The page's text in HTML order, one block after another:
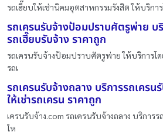
รถเฮี๊ยบให้เช่านิคมอุตสาหกรรมรังสิต ให้บริกา
รถเครนรับจ้างป้อมปราบศัตรูพ่าย บ
รถเฮี๊ยบรับจ้าง ราคาถูก
รถเครนรับจ้างป้อมปราบศัตรูพ่าย ให้บริการโ
รถเ
รถเครนรับจ้างถลาง บริการรถเครน
ให้เช่ารถเครน ราคาถูก
เครนรับจ้าง.com รถเครนรับจ้างถลาง บริการร
ให